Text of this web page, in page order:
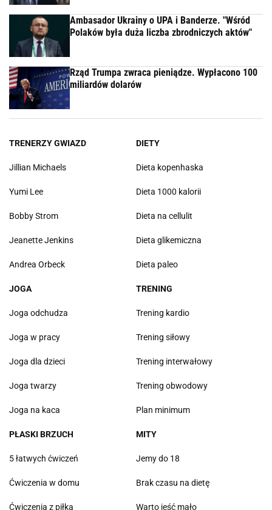
Ambasador Ukrainy o UPA i Banderze. "Wśród
Polaków była duża liczba zbrodniczych aktów"
Rząd Trumpa zwraca pieniądze. Wypłacono 100
miliardów dolarów
TRENERZY GWIAZD
Jillian Michaels
Yumi Lee
Bobby Strom
Jeanette Jenkins
Andrea Orbeck
DIETY
Dieta kopenhaska
Dieta 1000 kalorii
Dieta na cellulit
Dieta glikemiczna
Dieta paleo
JOGA
Joga odchudza
Joga w pracy
Joga dla dzieci
Joga twarzy
Joga na kaca
TRENING
Trening kardio
Trening siłowy
Trening interwałowy
Trening obwodowy
Plan minimum
PŁASKI BRZUCH
5 łatwych ćwiczeń
Ćwiczenia w domu
Ćwiczenia z piłką
MITY
Jemy do 18
Brak czasu na dietę
Warto jeść mało